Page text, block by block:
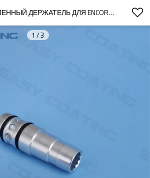
1095898 СМЕННЫЙ ДЕРЖАТЕЛЬ ДЛЯ ENCORE PUMP GEN
1 /3